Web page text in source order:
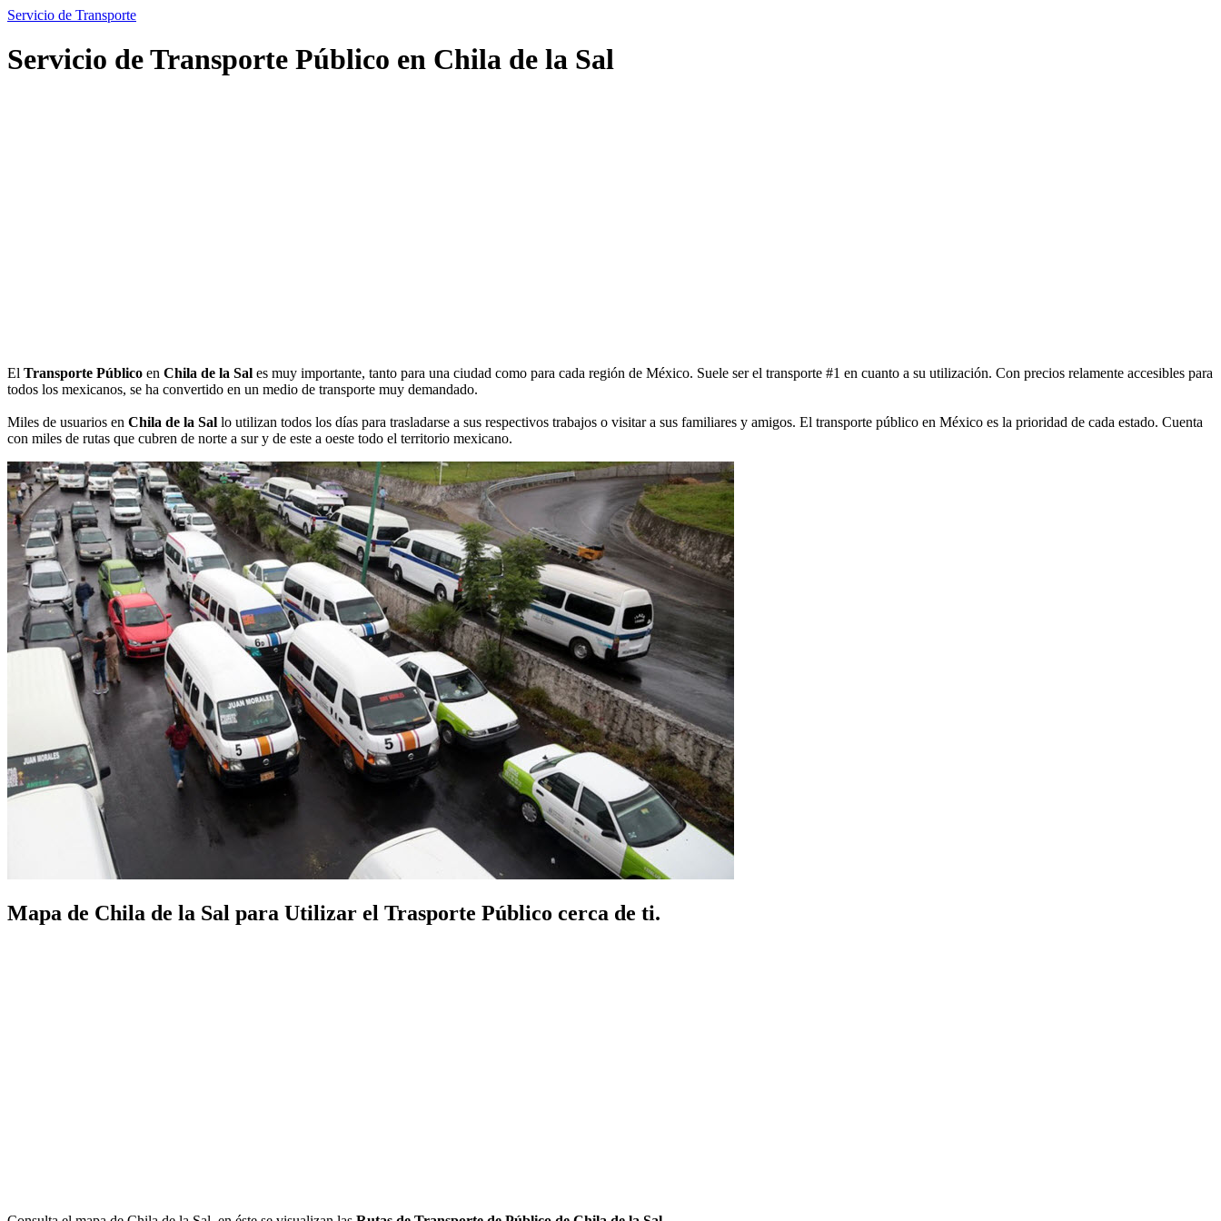
Servicio de Transporte
Servicio de Transporte Público en Chila de la Sal
El Transporte Público en Chila de la Sal es muy importante, tanto para una ciudad como para cada región de México. Suele ser el transporte #1 en cuanto a su utilización. Con precios relamente accesibles para
todos los mexicanos, se ha convertido en un medio de transporte muy demandado.
Miles de usuarios en Chila de la Sal lo utilizan todos los días para trasladarse a sus respectivos trabajos o visitar a sus familiares y amigos. El transporte público en México es la prioridad de cada estado. Cuenta
con miles de rutas que cubren de norte a sur y de este a oeste todo el territorio mexicano.
Mapa de Chila de la Sal para Utilizar el Trasporte Público cerca de ti.